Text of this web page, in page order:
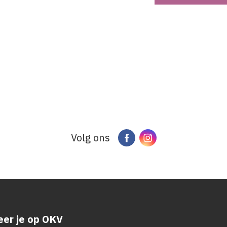
Volg ons FacebookInstagram
je op OKV